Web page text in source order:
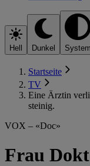
Hell Dunkel System
Startseite
TV
Eine Ärztin
steinig.
VOX – «Doc»
Frau